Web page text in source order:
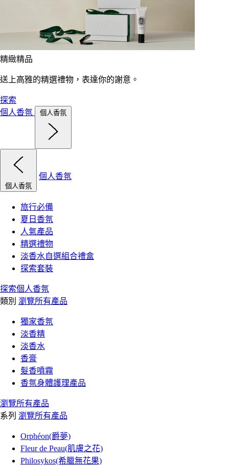
精緻精品
送上高雅的精選禮物，表達你的謝意。
探索
個人香氛
個人香氛
個人香氛
個人香氛
旅行必備
夏日香氛
人氣產品
精選禮物
淡香水自選組合禮盒
探索套裝
探索個人香氛
類別 瀏覽所有產品
獨家香氛
淡香精
淡香水
香膏
髮香噴霧
香氛身體護理產品
瀏覽所有產品
系列 瀏覽所有產品
Orphéon(爵夢)
Fleur de Peau(肌膚之花)
Philosykos(希臘無花果)